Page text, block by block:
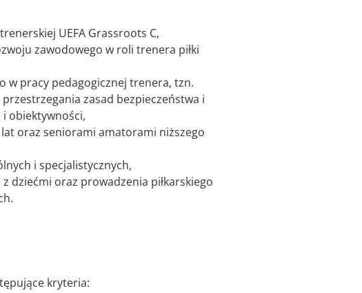
UEFA Grassroots C,
zawodowego w roli trenera piłki
w pracy pedagogicznej trenera, tzn.
zasad bezpieczeństwa i
obiektywności,
oraz seniorami amatorami niższego
i specjalistycznych,
dziećmi oraz prowadzenia piłkarskiego
kryteria: